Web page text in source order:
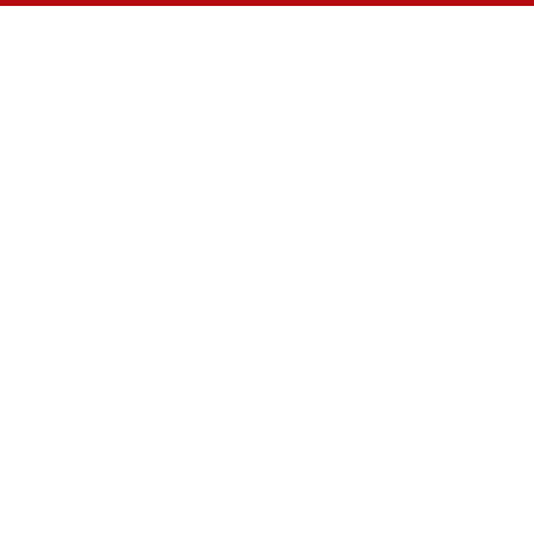
اخبار علم و فناوری
اخبار فرهنگ، هنر و رسانه